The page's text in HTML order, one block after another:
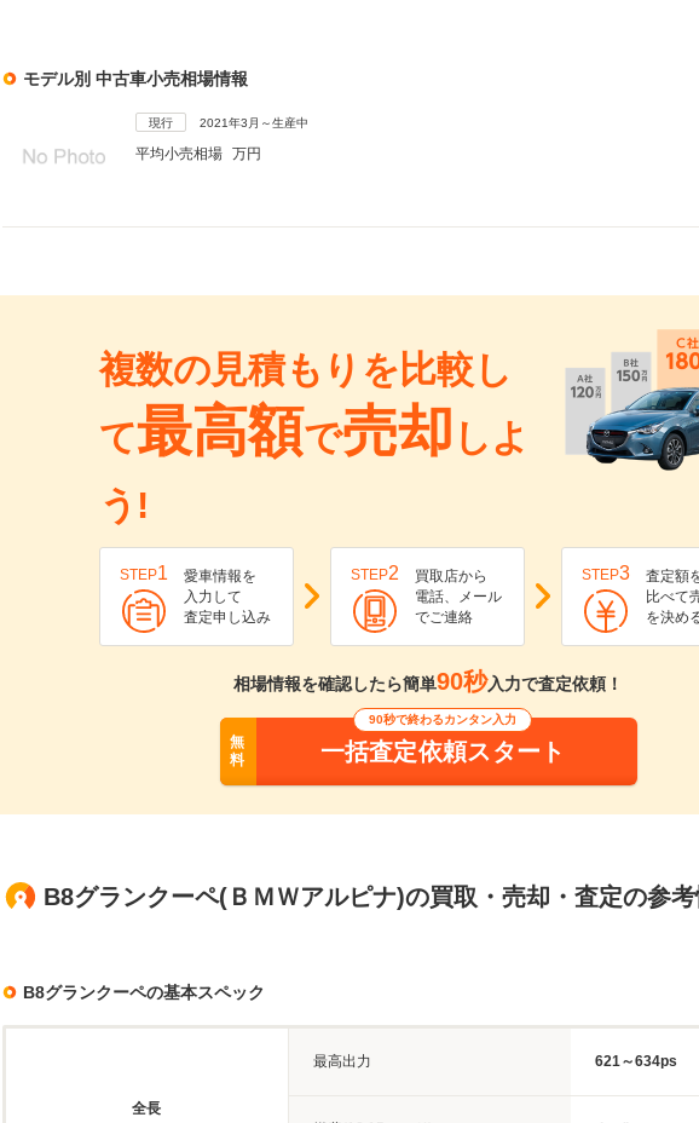
モデル別 中古車小売相場情報
現行 2021年3月～生産中
平均小売相場 万円
複数の見積もりを比較し
て最高額で売却 しよ
う!
STEP1
愛車情報を
入力して
査定申し込み
STEP2
買取店から
電話、メール
でご連絡
STEP3
査定額
比べて
を決め
相場情報を確認したら簡単90秒入力で査定依頼！
無
料
90秒で終わるカンタン入力
一括査定依頼スタート
B8グランクーペ(ＢＭＷアルピナ)の買取・売却・査定の参
B8グランクーペの基本スペック
全長
最高出力 621～634ps